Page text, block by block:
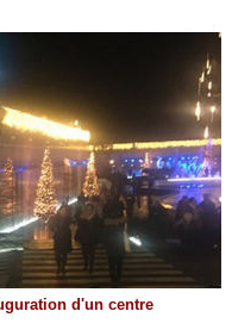
d'un centre